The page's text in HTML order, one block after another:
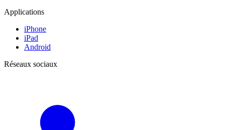
Applications
iPhone
iPad
Android
Réseaux sociaux